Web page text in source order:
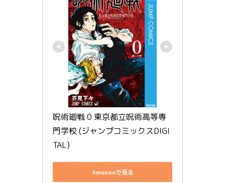
呪術廻戦 0 東京都立呪術高等専
門学校 (ジャンプコミックスDIGI
TAL)
Amazonで見る